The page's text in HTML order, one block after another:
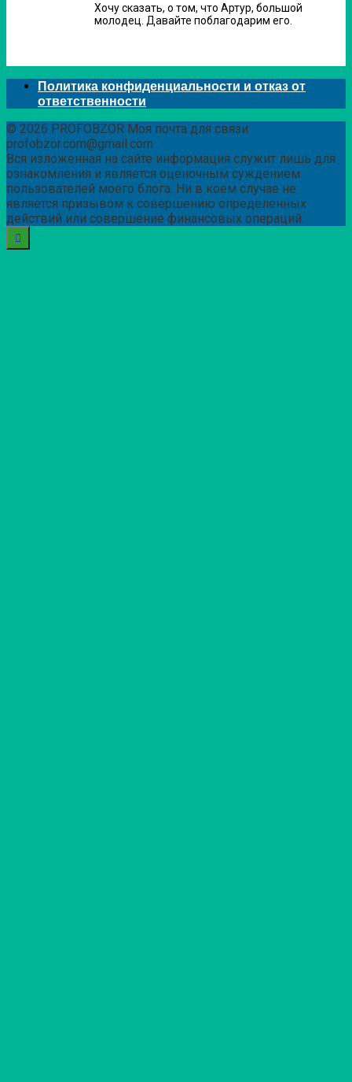
Хочу сказать, о том, что Артур, большой
молодец. Давайте поблагодарим его.
Политика конфиденциальности и отказ от
ответственности
© 2026 PROFOBZOR Моя почта для связи:
profobzor.com@gmail.com
Вся изложенная на сайте информация служит лишь для
ознакомления и является оценочным суждением
пользователей моего блога. Ни в коем случае не
является призывом к совершению определенных
действий или совершение финансовых операций.